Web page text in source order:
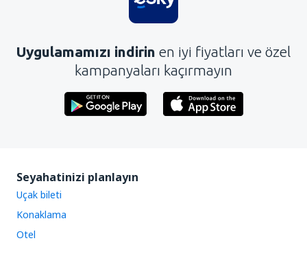
Uygulamamızı indirin en iyi fiyatları ve özel
kampanyaları kaçırmayın
Seyahatinizi planlayın
Uçak bileti
Konaklama
Otel